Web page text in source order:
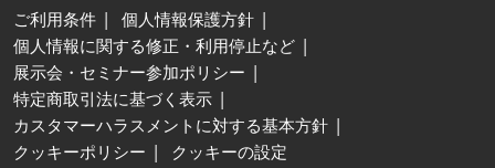
ご利用条件
個人情報保護方針
個人情報に関する修正・利用停止など
展示会・セミナー参加ポリシー
特定商取引法に基づく表示
カスタマーハラスメントに対する基本方針
クッキーポリシー
クッキーの設定